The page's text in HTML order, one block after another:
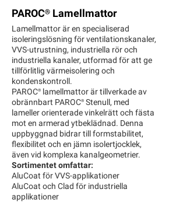
PAROC® Lamellmattor
Lamellmattor är en specialiserad
isoleringslösning för ventilationskanaler,
VVS‑utrustning, industriella rör och
industriella kanaler, utformad för att ge
tillförlitlig värmeisolering och
kondenskontroll.
PAROC® lamellmattor är tillverkade av
obrännbart PAROC® Stenull, med
lameller orienterade vinkelrätt och fästa
mot en armerad ytbeklädnad. Denna
uppbyggnad bidrar till formstabilitet,
flexibilitet och en jämn isolertjocklek,
även vid komplexa kanalgeometrier.
Sortimentet omfattar:
AluCoat för VVS‑applikationer
AluCoat och Clad för industriella
applikationer